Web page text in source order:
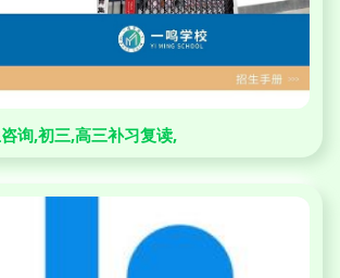
询,初三,高三补习复读,